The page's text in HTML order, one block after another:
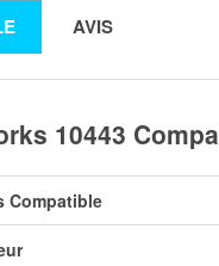
AVIS
10443
Compatible